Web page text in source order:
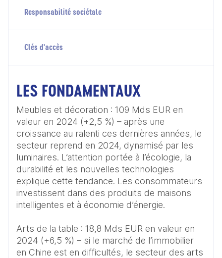
Responsabilité sociétale
Clés d'accès
LES FONDAMENTAUX
Meubles et décoration : 109 Mds EUR en
valeur en 2024 (+2,5 %) – après une
croissance au ralenti ces dernières années, le
secteur reprend en 2024, dynamisé par les
luminaires. L’attention portée à l’écologie, la
durabilité et les nouvelles technologies
explique cette tendance. Les consommateurs
investissent dans des produits de maisons
intelligentes et à économie d’énergie.
Arts de la table : 18,8 Mds EUR en valeur en
2024 (+6,5 %) – si le marché de l’immobilier
en Chine est en difficultés, le secteur des arts